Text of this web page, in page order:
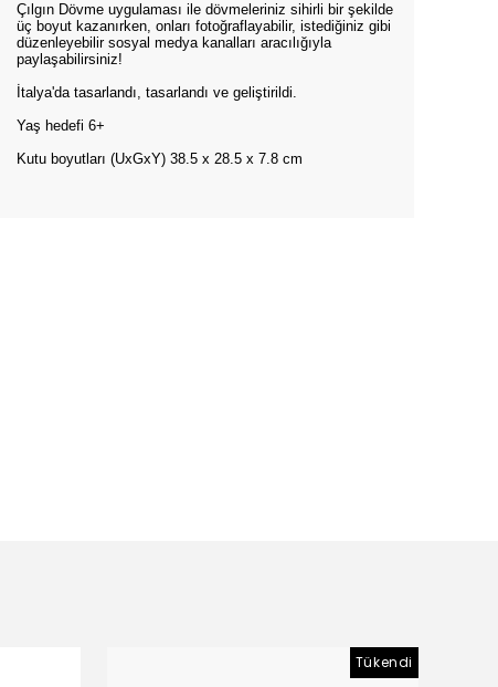
Çılgın Dövme uygulaması ile dövmeleriniz sihirli bir şekilde
üç boyut kazanırken, onları fotoğraflayabilir, istediğiniz gibi
düzenleyebilir sosyal medya kanalları aracılığıyla
paylaşabilirsiniz!
İtalya'da tasarlandı, tasarlandı ve geliştirildi.
Yaş hedefi 6+
Kutu boyutları (UxGxY) 38.5 x 28.5 x 7.8 cm
Tükendi